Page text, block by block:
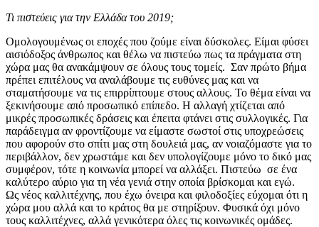
Τι πιστεύεις για την Ελλάδα του 2019;
Ομολογουμένως οι εποχές που ζούμε είναι δύσκολες. Είμαι φύσει
αισιόδοξος άνθρωπος και θέλω να πιστεύω πως τα πράγματα στη
χώρα μας θα ανακάμψουν σε όλους τους τομείς. Σαν πρώτο βήμα
πρέπει επιτέλους να αναλάβουμε τις ευθύνες μας και να
σταματήσουμε να τις επιρρίπτουμε στους αλλους. Το θέμα είναι να
ξεκινήσουμε από προσωπικό επίπεδο. Η αλλαγή χτίζεται από
μικρές προσωπικές δράσεις και έπειτα φτάνει στις συλλογικές. Για
παράδειγμα αν φροντίζουμε να είμαστε σωστοί στις υποχρεώσεις
που αφορούν στο σπίτι μας στη δουλειά μας, αν νοιαζόμαστε για το
περιβάλλον, δεν χρωστάμε και δεν υπολογίζουμε μόνο το δικό μας
συμφέρον, τότε η κοινωνία μπορεί να αλλάξει. Πιστεύω σε ένα
καλύτερο αύριο για τη νέα γενιά στην οποία βρίσκομαι και εγώ.
Ως νέος καλλιτέχνης, που έχω όνειρα και φιλοδοξίες εύχομαι ότι η
χώρα μου αλλά και το κράτος θα με στηρίξουν. Φυσικά όχι μόνο
τους καλλιτέχνες, αλλά γενικότερα όλες τις κοινωνικές ομάδες.